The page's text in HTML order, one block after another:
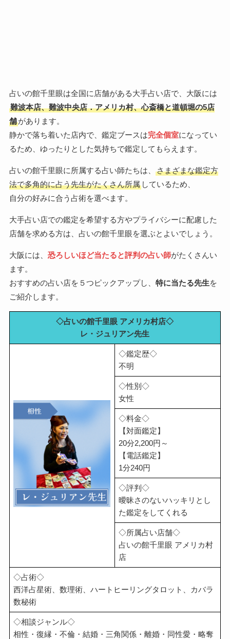
占いの館千里眼は全国に店舗がある大手占い店で、大阪には
難波本店、難波中央店．アメリカ村、心斎橋と道頓堀の5店
舗があります。
静かで落ち着いた店内で、鑑定ブースは完全個室になってい
るため、ゆったりとした気持ちで鑑定してもらえます。
占いの館千里眼に所属する占い師たちは、
さまざまな鑑定方
法で多角的に占う先生がたくさん所属しているため、
自分の好みに合う占術を選べます。
大手占い店での鑑定を希望する方やプライバシーに配慮した
店舗を求める方は、占いの館千里眼を選ぶとよいでしょう。
大阪には、 恐ろしいほど当たると評判の占い師がたくさんい
ます。
おすすめの占い店を５つピックアップし、 特に当たる先生を
ご紹介します。
◇占いの館千里眼 アメリカ村店◇
レ・ジュリアン先生
◇鑑定歴◇
不明
◇性別◇
女性
◇料金◇
【対面鑑定】
20分2,200円～
【電話鑑定】
1分240円
◇評判◇
曖昧さのないハッキリとし
た鑑定をしてくれる
◇所属占い店舗◇
占いの館千里眼 アメリカ村
店
◇占術◇
西洋占星術、数理術、ハートヒーリングタロット、カバラ
数秘術
◇相談ジャンル◇
相性・復縁・不倫・結婚・三角関係・離婚・同性愛・略奪